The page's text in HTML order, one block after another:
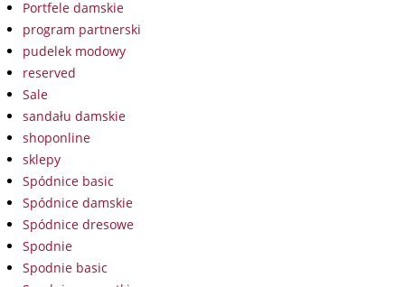
Portfele damskie
program partnerski
pudelek modowy
reserved
Sale
sandału damskie
shoponline
sklepy
Spódnice basic
Spódnice damskie
Spódnice dresowe
Spodnie
Spodnie basic